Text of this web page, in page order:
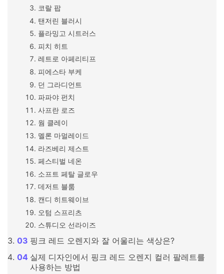
코랄 팝
탠저린 블러시
플라밍고 시트러스
피치 히트
레트로 아페리티프
피에스타 부케
던 그라디언트
파파야 펀치
사프란 로즈
웜 클레이
멜론 마멀레이드
라즈베리 제스트
페스티벌 네온
소프트 페탈 글로우
데저트 블룸
캔디 히트웨이브
오텀 스프리츠
스튜디오 선라이즈
핑크 레드 오렌지와 잘 어울리는 색상은?
실제 디자인에서 핑크 레드 오렌지 컬러 팔레트를
사용하는 방법